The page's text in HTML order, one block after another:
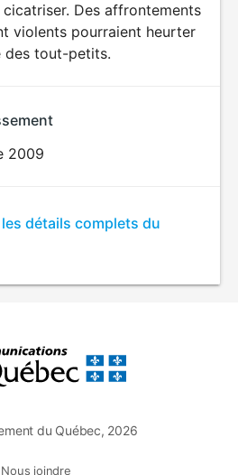
Des affrontements
violents pourraient heurter
des tout-petits.
2009
détails complets du
du Québec, 2026
Nous joindre